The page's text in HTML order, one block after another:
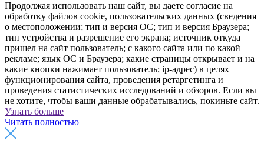
Продолжая использовать наш сайт, вы даете согласие на
обработку файлов cookie, пользовательских данных (сведения
о местоположении; тип и версия ОС; тип и версия Браузера;
тип устройства и разрешение его экрана; источник откуда
пришел на сайт пользователь; с какого сайта или по какой
рекламе; язык ОС и Браузера; какие страницы открывает и на
какие кнопки нажимает пользователь; ip-адрес) в целях
функционирования сайта, проведения ретаргетинга и
проведения статистических исследований и обзоров. Если вы
не хотите, чтобы ваши данные обрабатывались, покиньте сайт.
Узнать больше
Читать полностью